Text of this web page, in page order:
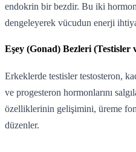
endokrin bir bezdir. Bu iki
dengeleyerek vücudun enerji
Eşey (Gonad) Bezleri (Testisler
Erkeklerde testisler testosteron,
ve progesteron hormonlarını
özelliklerinin gelişimini, üreme
düzenler.